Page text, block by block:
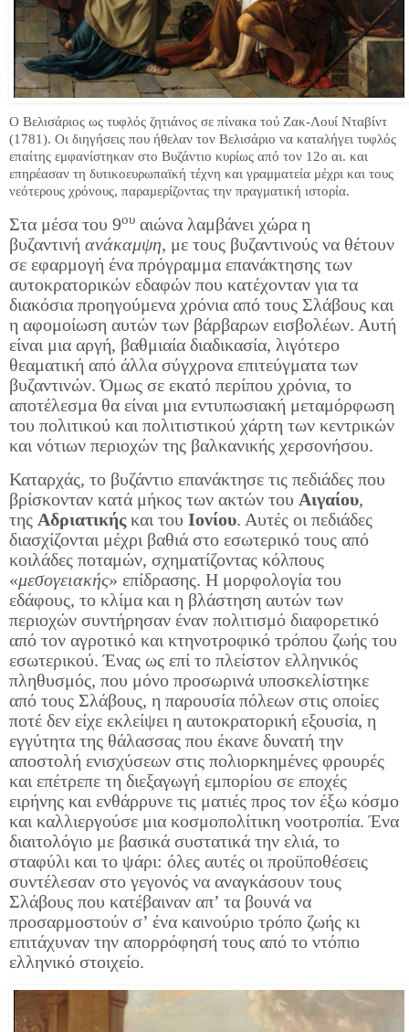
Ο Βελισάριος ως τυφλός ζητιάνος σε πίνακα τού Ζακ-Λουί Νταβίντ
(1781). Οι διηγήσεις που ήθελαν τον Βελισάριο να καταλήγει τυφλός
επαίτης εμφανίστηκαν στο Βυζάντιο κυρίως από τον 12ο αι. και
επηρέασαν τη δυτικοευρωπαϊκή τέχνη και γραμματεία μέχρι και τους
νεότερους χρόνους, παραμερίζοντας την πραγματική ιστορία.
Στα μέσα του 9ου αιώνα λαμβάνει χώρα η
βυζαντινή ανάκαμψη, με τους βυζαντινούς να θέτουν
σε εφαρμογή ένα πρόγραμμα επανάκτησης των
αυτοκρατορικών εδαφών που κατέχονταν για τα
διακόσια προηγούμενα χρόνια από τους Σλάβους και
η αφομοίωση αυτών των βάρβαρων εισβολέων. Αυτή
είναι μια αργή, βαθμιαία διαδικασία, λιγότερο
θεαματική από άλλα σύγχρονα επιτεύγματα των
βυζαντινών. Όμως σε εκατό περίπου χρόνια, το
αποτέλεσμα θα είναι μια εντυπωσιακή μεταμόρφωση
του πολιτικού και πολιτιστικού χάρτη των κεντρικών
και νότιων περιοχών της βαλκανικής χερσονήσου.
Καταρχάς, το βυζάντιο επανάκτησε τις πεδιάδες που
βρίσκονταν κατά μήκος των ακτών του Αιγαίου,
της Αδριατικήςκαι του Ιονίου. Αυτές οι πεδιάδες
διασχίζονται μέχρι βαθιά στο εσωτερικό τους από
κοιλάδες ποταμών, σχηματίζοντας κόλπους
«μεσογειακής» επίδρασης. Η μορφολογία του
εδάφους, το κλίμα και η βλάστηση αυτών των
περιοχών συντήρησαν έναν πολιτισμό διαφορετικό
από τον αγροτικό και κτηνοτροφικό τρόπου ζωής του
εσωτερικού. Ένας ως επί το πλείστον ελληνικός
πληθυσμός, που μόνο προσωρινά υποσκελίστηκε
από τους Σλάβους, η παρουσία πόλεων στις οποίες
ποτέ δεν είχε εκλείψει η αυτοκρατορική εξουσία, η
εγγύτητα της θάλασσας που έκανε δυνατή την
αποστολή ενισχύσεων στις πολιορκημένες φρουρές
και επέτρεπε τη διεξαγωγή εμπορίου σε εποχές
ειρήνης και ενθάρρυνε τις ματιές προς τον έξω κόσμο
και καλλιεργούσε μια κοσμοπολίτικη νοοτροπία. Ένα
διαιτολόγιο με βασικά συστατικά την ελιά, το
σταφύλι και το ψάρι: όλες αυτές οι προϋποθέσεις
συντέλεσαν στο γεγονός να αναγκάσουν τους
Σλάβους που κατέβαιναν απ’ τα βουνά να
προσαρμοστούν σ’ ένα καινούριο τρόπο ζωής κι
επιτάχυναν την απορρόφησή τους από το ντόπιο
ελληνικό στοιχείο.